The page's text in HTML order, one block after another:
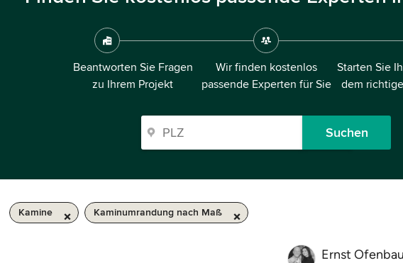
Beantworten Sie Fragen
zu Ihrem Projekt
Wir finden kostenlos
passende Experten für Sie
Starten Sie
dem
Suchen
Kamine Kaminumrandung nach Maß
Ernst Ofenbau